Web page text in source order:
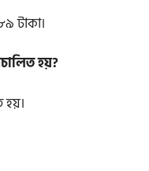
টাকা।
হয়?
হয়।